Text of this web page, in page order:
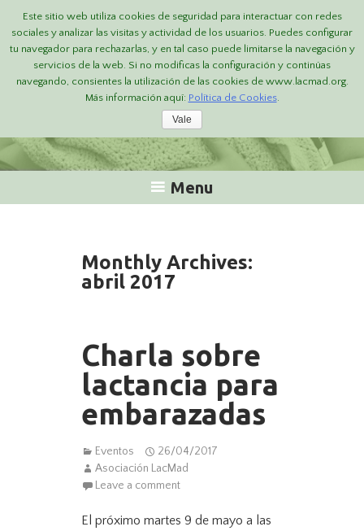
Apoyo a la lactancia y crianza en la sierra de Madrid
Menu
Monthly Archives:
abril 2017
Charla sobre
lactancia para
embarazadas
Eventos
26/04/2017
Asociación LacMad
Leave a comment
El próximo martes 9 de mayo a las
Este sitio web utiliza cookies de seguridad para interactuar con redes
sociales y analizar las visitas y actividad de los usuarios. Puedes configurar
tu navegador para rechazarlas, y en tal caso puede limitarse la navegación y
servicios de la web. Si no modificas la configuración y continúas
navegando, consientes la utilización de las cookies de www.lacmad.org.
Más información aquí: Política de Cookies.
Vale